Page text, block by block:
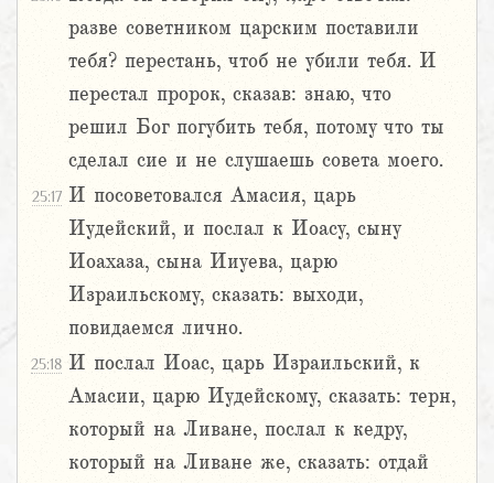
разве советником царским поставили
тебя? перестань, чтоб не убили тебя. И
перестал пророк, сказав: знаю, что
решил Бог погубить тебя, потому что ты
сделал сие и не слушаешь совета моего.
25:17 И посоветовался Амасия, царь
Иудейский, и послал к Иоасу, сыну
Иоахаза, сына Ииуева, царю
Израильскому, сказать: выходи,
повидаемся лично.
25:18 И послал Иоас, царь Израильский, к
Амасии, царю Иудейскому, сказать: терн,
который на Ливане, послал к кедру,
который на Ливане же, сказать: отдай